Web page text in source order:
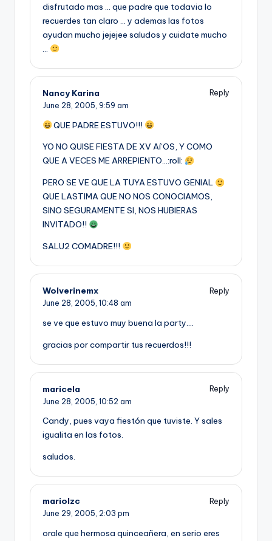
disfrutado mas … que padre que todavia lo
recuerdes tan claro … y ademas las fotos
ayudan mucho jejejee saludos y cuidate mucho
…
Nancy Karina
Reply
June 28, 2005, 9:59 am
QUE PADRE ESTUVO!!!
YO NO QUISE FIESTA DE XV Aí‘OS, Y COMO
QUE A VECES ME ARREPIENTO…:roll:
PERO SE VE QUE LA TUYA ESTUVO GENIAL
QUE LASTIMA QUE NO NOS CONOCIAMOS,
SINO SEGURAMENTE SI, NOS HUBIERAS
INVITADO!!
SALU2 COMADRE!!!
Wolverinemx
Reply
June 28, 2005, 10:48 am
se ve que estuvo muy buena la party….
gracias por compartir tus recuerdos!!!
maricela
Reply
June 28, 2005, 10:52 am
Candy, pues vaya fiestón que tuviste. Y sales
igualita en las fotos.
saludos.
mariolzc
Reply
June 29, 2005, 2:03 pm
orale que hermosa quinceañera, en serio eres